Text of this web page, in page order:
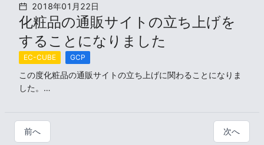
2018年01月22日
化粧品の通販サイトの立ち上げを
することになりました
EC-CUBE GCP
この度化粧品の通販サイトの立ち上げに関わることになりま
した。
また、Amazonや楽天への出店ではリピーターが確保しにく
く、WixやGMOペパボのカラーミーショップなどのASPを使
前へ 次へ